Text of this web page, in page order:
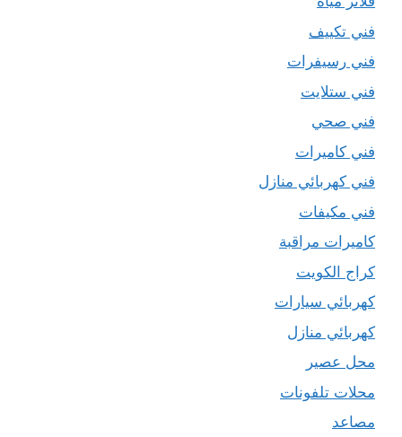
فني تكييف
فني رسيفرات
فني ستلايت
فني صحي
فني كاميرات
فني كهربائي منازل
فني مكيفات
كاميرات مراقبة
كراج الكويت
كهربائي سيارات
كهربائي منازل
محل عصير
محلات تلفونات
مصاعد